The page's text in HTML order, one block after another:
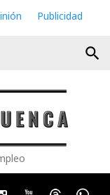
Publicidad
search